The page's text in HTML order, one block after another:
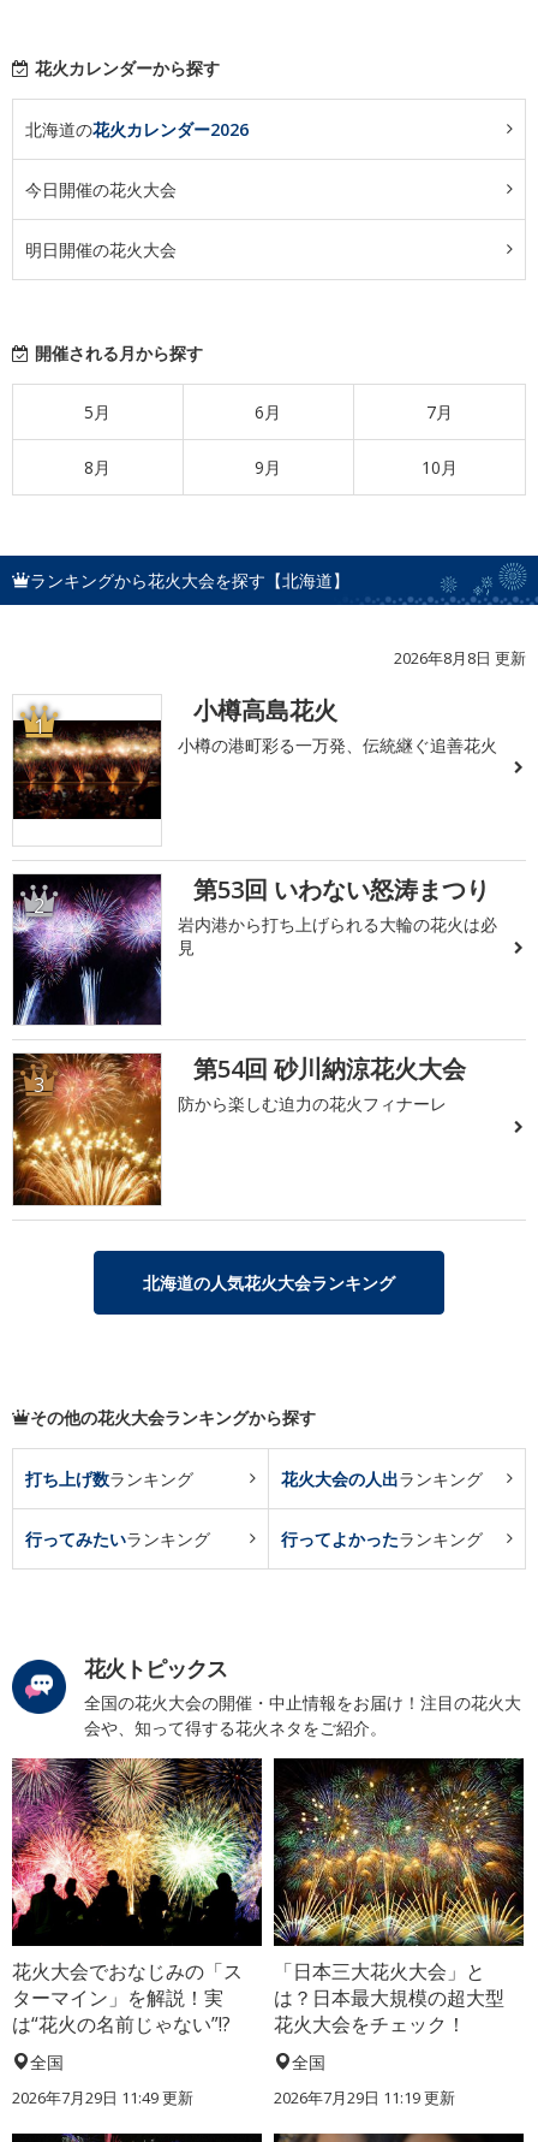
花火カレンダーから探す
北海道の花火カレンダー2026
今日開催の花火大会
明日開催の花火大会
開催される月から探す
5月 6月 7月
8月 9月 10月
ランキングから花火大会を探す【北海道】
2026年8月8日 更新
1 小樽高島花火
小樽の港町彩る一万発、伝統継ぐ追善花火
2 第53回 いわない怒涛まつり
岩内港から打ち上げられる大輪の花火は必
見
3 第54回 砂川納涼花火大会
防から楽しむ迫力の花火フィナーレ
北海道の人気花火大会ランキング
その他の花火大会ランキングから探す
打ち上げ数ランキング 花火大会の人出ランキング
行ってみたいランキング 行ってよかったランキング
花火トピックス
全国の花火大会の開催・中止情報をお届け！注目の花火大
会や、知って得する花火ネタをご紹介。
花火大会でおなじみの「ス
ターマイン」を解説！実
は“花火の名前じゃない”!?
全国
2026年7月29日 11:49 更新
「日本三大花火大会」と
は？日本最大規模の超大型
花火大会をチェック！
全国
2026年7月29日 11:19 更新